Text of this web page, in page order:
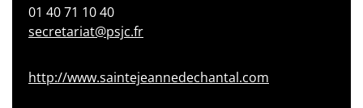
01 40 71 10 40
secretariat@psjc.fr
http://www.saintejeannedechantal.com